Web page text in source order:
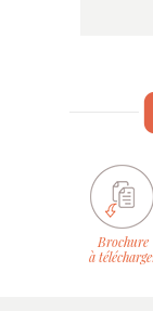
Brochure
à